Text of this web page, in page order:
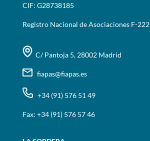
CIF: G28738185
Registro Nacional de Asociaciones F-222
C/ Pantoja 5, 28002 Madrid
fiapas@fiapas.es
+34 (91) 576 51 49
Fax: +34 (91) 576 57 46